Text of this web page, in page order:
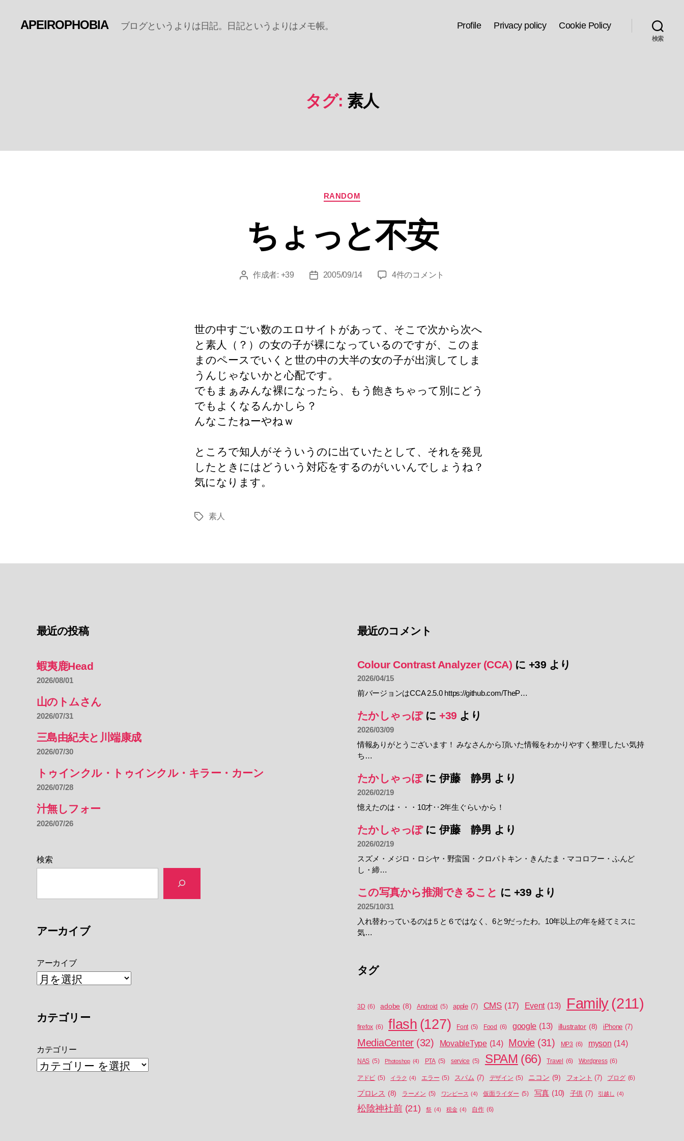
APEIROPHOBIA ブログというよりは日記。日記というよりはメモ帳。 Profile Privacy policy Cookie Policy
検索
タグ: 素人
カ
テ
ー
RANDOM
ちょっと不安
投 作成者: +39
投
2005/09/14
ち
安
へ
の
4件のコメント
世の中すごい数のエロサイトがあって、そこで次から次へ
と素人（？）の女の子が裸になっているのですが、このま
まのペースでいくと世の中の大半の女の子が出演してしま
うんじゃないかと心配です。
でもまぁみんな裸になったら、もう飽きちゃって別にどう
でもよくなるんかしら？
んなこたねーやねｗ
ところで知人がそういうのに出ていたとして、それを発見
したときにはどういう対応をするのがいいんでしょうね？
気になります。
タ
素人
最近の投稿
蝦夷鹿Head
2026/08/01
山のトムさん
2026/07/31
三島由紀夫と川端康成
2026/07/30
トゥインクル・トゥインクル・キラー・カーン
2026/07/28
汁無しフォー
2026/07/26
検索
アーカイブ
アーカイブ
カテゴリー
カテゴリー
最近のコメント
Colour Contrast Analyzer (CCA) に +39 より
2026/04/15
前バージョンはCCA 2.5.0 https://github.com/TheP…
たかしゃっぽに+39 より
2026/03/09
情報ありがとうございます！ みなさんから頂いた情報をわかりやすく整理したい気持
ち…
たかしゃっぽに伊藤 静男 より
2026/02/19
憶えたのは・・・10才‥2年生ぐらいから！
たかしゃっぽに伊藤 静男 より
2026/02/19
スズメ・メジロ・ロシヤ・野蛮国・クロパトキン・きんたま・マコロフー・ふんど
し・締…
この写真から推測できること に +39 より
2025/10/31
入れ替わっているのは５と６ではなく、6と9だったわ。10年以上の年を経てミスに
気…
タグ
3D (6) adobe (8) Android (5) apple (7) CMS (17) Event (13) Family(211)
firefox (6) flash (127) Font (5) Food (6) google (13) illustrator (8) iPhone (7)
MediaCenter (32) MovableType (14) Movie (31) MP3 (6) myson (14)
NAS (5) Photoshop (4) PTA (5) service (5) SPAM (66) Travel (6) Wordpress (6)
アドビ (5) イラク (4) エラー (5) スパム (7) デザイン (5) ニコン (9) フォント (7) ブログ (6)
プロレス (8) ラーメン (5) ワンピース (4) 仮面ライダー (5) 写真 (10) 子供 (7) 引越し (4)
松陰神社前 (21) 祭 (4) 税金 (4) 自作 (6)